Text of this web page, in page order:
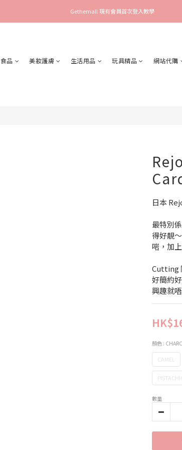
Gethemall 現有會員首次登入教學
食品 美妝護膚 生活用品 玩具精品 網站代購
日本
最特別
得好靚
啱，加
Cutting
好簡約
興趣就
顏色 :
CAMEL
PISTACHIO
數量